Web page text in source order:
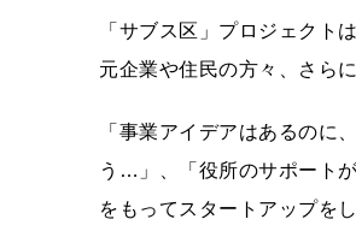
「サブス区」プロジェクト
元企業や住民の方々、さら
「事業アイデアはあるのに
う…」、「役所のサポート
をもってスタートアップを